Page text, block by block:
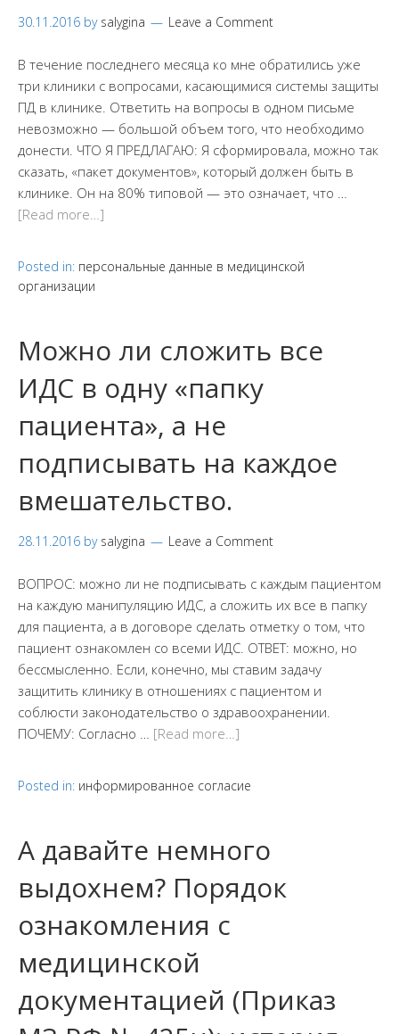
30.11.2016 by salygina Leave a Comment
В течение последнего месяца ко мне обратились уже
три клиники с вопросами, касающимися системы защиты
ПД в клинике. Ответить на вопросы в одном письме
невозможно — большой объем того, что необходимо
донести. ЧТО Я ПРЕДЛАГАЮ: Я сформировала, можно так
сказать, «пакет документов», который должен быть в
клинике. Он на 80% типовой — это означает, что …
[Read more…]
Posted in: персональные данные в медицинской
организации
Можно ли сложить все
ИДС в одну «папку
пациента», а не
подписывать на каждое
вмешательство.
28.11.2016 by salygina Leave a Comment
ВОПРОС: можно ли не подписывать с каждым пациентом
на каждую манипуляцию ИДС, а сложить их все в папку
для пациента, а в договоре сделать отметку о том, что
пациент ознакомлен со всеми ИДС. ОТВЕТ: можно, но
бессмысленно. Если, конечно, мы ставим задачу
защитить клинику в отношениях с пациентом и
соблюсти законодательство о здравоохранении.
ПОЧЕМУ: Согласно … [Read more…]
Posted in: информированное согласие
А давайте немного
выдохнем? Порядок
ознакомления с
медицинской
документацией (Приказ